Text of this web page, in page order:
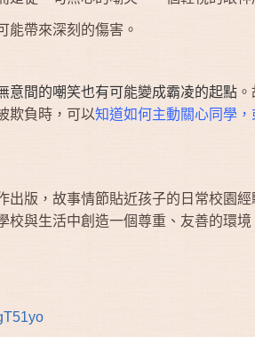
能帶來深刻的傷害。
意間的嘲笑也有可能變成霸凌的起點
欺負時，可以知道如何主動關心同學
出版，故事情節貼近孩子的日常校園
與生活中創造一個尊重、友善的環境